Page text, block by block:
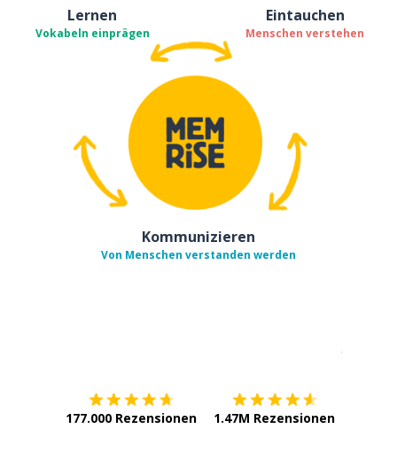
Lernen
Vokabeln einprägen
Eintauchen
Menschen verstehen
Kommunizieren
Von Menschen verstanden werden
177.000 Rezensionen 1.47M Rezensionen